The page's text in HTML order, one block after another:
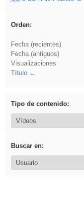
Orden:
Fecha (recientes)
Fecha (antiguos)
Visualizaciones
Título
Tipo de contenido:
Buscar en: